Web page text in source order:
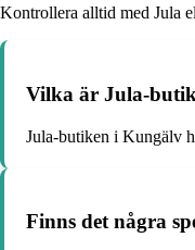
Kontrollera alltid med Jula
Vilka är Jula-
Jula-butiken i Kungälv
Finns det några